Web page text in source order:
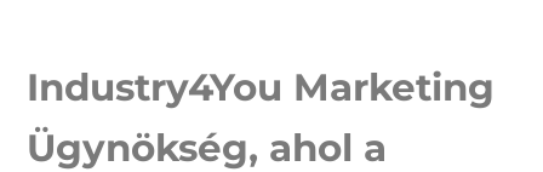
Industry4You Marketing
Ügynökség, ahol a